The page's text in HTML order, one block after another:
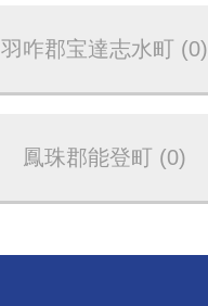
羽咋郡宝達志水町 (0)
鳳珠郡能登町 (0)